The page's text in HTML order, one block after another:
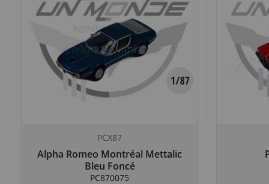
PCX87
Alpha Romeo Montréal Mettalic
Bleu Foncé
PC870075